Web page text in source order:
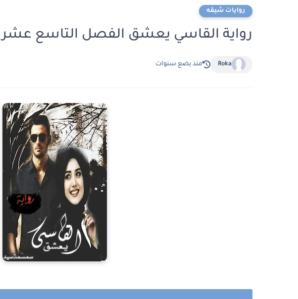
روايات شيقه
رواية القاسي يعشق الفصل التاسع عشر 19 بقلم سمسمة سيد
Roka منذ بضع سنوات